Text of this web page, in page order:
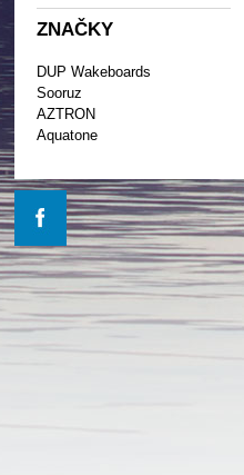
ZNAČKY
DUP Wakeboards
Sooruz
AZTRON
Aquatone